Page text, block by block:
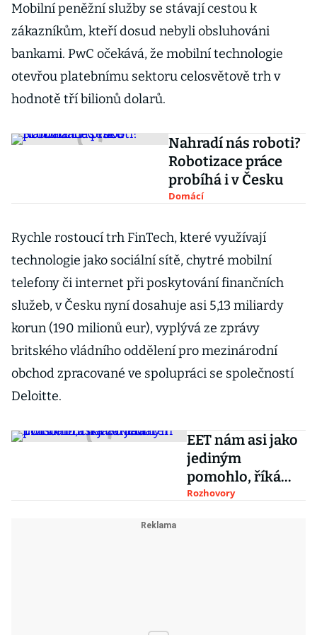
Mobilní peněžní služby se stávají cestou k
zákazníkům, kteří dosud nebyli obsluhováni
bankami. PwC očekává, že mobilní technologie
otevřou platebnímu sektoru celosvětově trh v
hodnotě tří bilionů dolarů.
Nahradí nás roboti?
Robotizace práce
probíhá i v Česku
Domácí
Rychle rostoucí trh FinTech, které využívají
technologie jako sociální sítě, chytré mobilní
telefony či internet při poskytování finančních
služeb, v Česku nyní dosahuje asi 5,13 miliardy
korun (190 milionů eur), vyplývá ze zprávy
britského vládního oddělení pro mezinárodní
obchod zpracované ve spolupráci se společností
Deloitte.
EET nám asi jako
jediným
pomohlo, říká
zakladatel Twisto
Rozhovory